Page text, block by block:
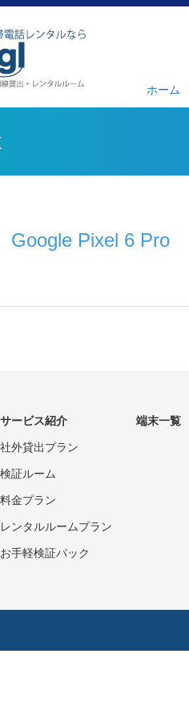
ホーム
Google Pixel 6 Pro
サービス紹介
社外貸出プラン
検証ルーム
料金プラン
レンタルルームプラン
お手軽検証パック
端末一覧